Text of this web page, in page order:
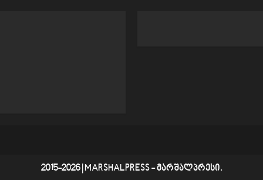
2015-2026 MARSHALPRESS- მარშალპრესი.